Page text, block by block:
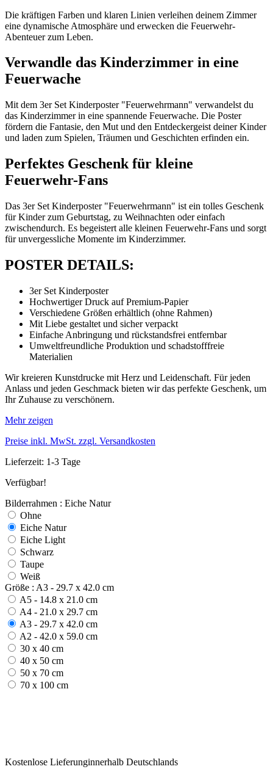
Die kräftigen Farben und klaren Linien verleihen deinem Zimmer
eine dynamische Atmosphäre und erwecken die Feuerwehr-
Abenteuer zum Leben.
Verwandle das Kinderzimmer in eine
Feuerwache
Mit dem 3er Set Kinderposter "Feuerwehrmann" verwandelst du
das Kinderzimmer in eine spannende Feuerwache. Die Poster
fördern die Fantasie, den Mut und den Entdeckergeist deiner Kinder
und laden zum Spielen, Träumen und Geschichten erfinden ein.
Perfektes Geschenk für kleine
Feuerwehr-Fans
Das 3er Set Kinderposter "Feuerwehrmann" ist ein tolles Geschenk
für Kinder zum Geburtstag, zu Weihnachten oder einfach
zwischendurch. Es begeistert alle kleinen Feuerwehr-Fans und sorgt
für unvergessliche Momente im Kinderzimmer.
POSTER DETAILS:
3er Set Kinderposter
Hochwertiger Druck auf Premium-Papier
Verschiedene Größen erhältlich (ohne Rahmen)
Mit Liebe gestaltet und sicher verpackt
Einfache Anbringung und rückstandsfrei entfernbar
Umweltfreundliche Produktion und schadstofffreie
Materialien
Wir kreieren Kunstdrucke mit Herz und Leidenschaft. Für jeden
Anlass und jeden Geschmack bieten wir das perfekte Geschenk, um
Ihr Zuhause zu verschönern.
Mehr zeigen
Preise inkl. MwSt. zzgl. Versandkosten
Lieferzeit: 1-3 Tage
Verfügbar!
Bilderrahmen : Eiche Natur
Ohne
Eiche Natur
Eiche Light
Schwarz
Taupe
Weiß
Größe : A3 - 29.7 x 42.0 cm
A5 - 14.8 x 21.0 cm
A4 - 21.0 x 29.7 cm
A3 - 29.7 x 42.0 cm
A2 - 42.0 x 59.0 cm
30 x 40 cm
40 x 50 cm
50 x 70 cm
70 x 100 cm
Kostenlose Lieferunginnerhalb Deutschlands